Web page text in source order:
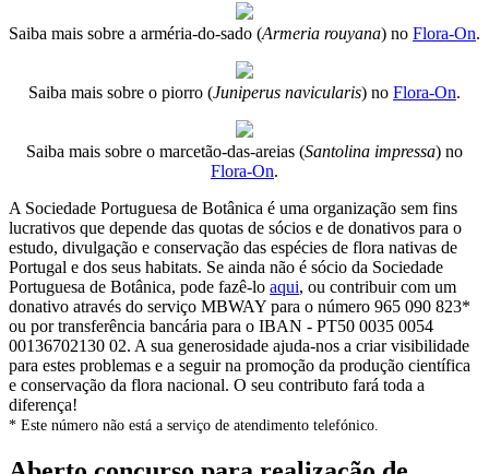
Saiba mais sobre a arméria-do-sado (Armeria rouyana) no Flora-On.
Saiba mais sobre o piorro (Juniperus navicularis) no Flora-On.
Saiba mais sobre o marcetão-das-areias (Santolina impressa) no
Flora-On.
A Sociedade Portuguesa de Botânica é uma organização sem fins
lucrativos que depende das quotas de sócios e de donativos para o
estudo, divulgação e conservação das espécies de flora nativas de
Portugal e dos seus habitats. Se ainda não é sócio da Sociedade
Portuguesa de Botânica, pode fazê-lo aqui, ou contribuir com um
donativo através do serviço MBWAY para o número 965 090 823*
ou por transferência bancária para o IBAN - PT50 0035 0054
00136702130 02. A sua generosidade ajuda-nos a criar visibilidade
para estes problemas e a seguir na promoção da produção científica
e conservação da flora nacional. O seu contributo fará toda a
diferença!
* Este número não está a serviço de atendimento telefónico.